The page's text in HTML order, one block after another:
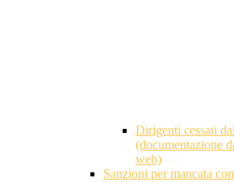
Dirigenti cessati
(documentazione
web)
Sanzioni per mancata